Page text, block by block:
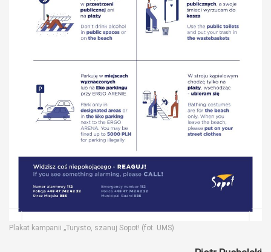
Plakat kampanii „Turysto, szanuj Sopot! (fot. UMS)